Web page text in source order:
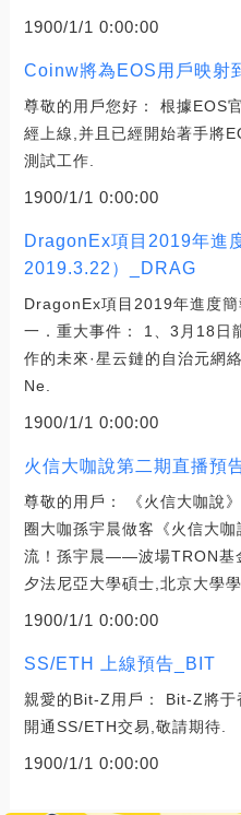
1900/1/1 0:00:00
Coinw將為EOS用戶映射
尊敬的用戶您好： 根據EOS
經上線,并且已經開始著手將
測試工作.
1900/1/1 0:00:00
DragonEx項目2019年進
2019.3.22）_DRAG
DragonEx項目2019年進度
一．重大事件： 1、3月18
作的未來·星云鏈的自治元網
Ne.
1900/1/1 0:00:00
火信大咖說第二期直播預
尊敬的用戶： 《火信大咖說
圈大咖孫宇晨做客《火信大
流！孫宇晨——波場TRON基
夕法尼亞大學碩士,北京大學學
1900/1/1 0:00:00
SS/ETH 上線預告_BIT
親愛的Bit-Z用戶： Bit-Z將
開通SS/ETH交易,敬請期待.
1900/1/1 0:00:00